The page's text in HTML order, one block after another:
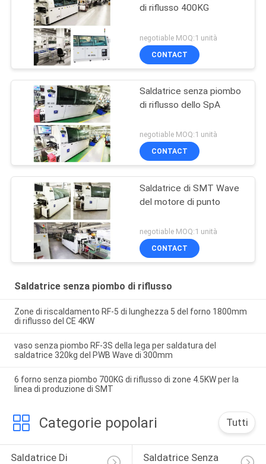
di riflusso 400KG
negotiable MOQ:1 unità
CONTACT
Saldatrice senza piombo
di riflusso dello SpA
negotiable MOQ:1 unità
CONTACT
Saldatrice di SMT Wave
del motore di punto
negotiable MOQ:1 unità
CONTACT
Saldatrice senza piombo di riflusso
Zone di riscaldamento RF-5 di lunghezza 5 del forno 1800mm
di riflusso del CE 4KW
vaso senza piombo RF-3S della lega per saldatura del
saldatrice 320kg del PWB Wave di 300mm
6 forno senza piombo 700KG di riflusso di zone 4.5KW per la
linea di produzione di SMT
Categorie popolari Tutti
Saldatrice Di
Saldatrice Senza